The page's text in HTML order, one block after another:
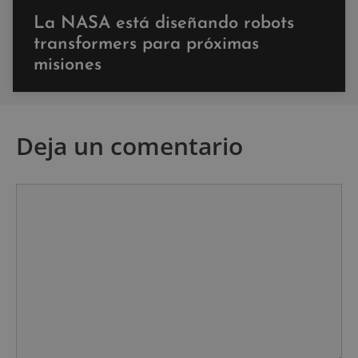
La NASA está diseñando robots
transformers para próximas
misiones
Deja un comentario